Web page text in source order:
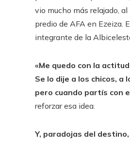
vio mucho más relajado,
predio de AFA en Ezeiza.
integrante de la
«Me quedo con la
Se lo dije a los chicos, a
pero cuando partís con
reforzar esa idea.
Y, paradojas del